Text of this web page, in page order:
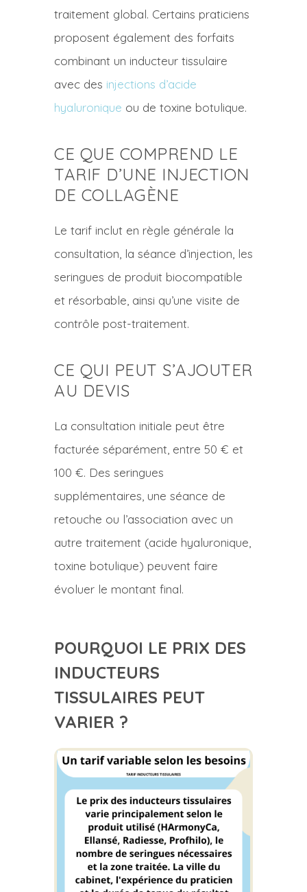
traitement global. Certains praticiens
proposent également des forfaits
combinant un inducteur tissulaire
avec des injections d’acide
hyaluronique ou de toxine botulique.
CE QUE COMPREND LE
TARIF D’UNE INJECTION
DE COLLAGÈNE
Le tarif inclut en règle générale la
consultation, la séance d’injection, les
seringues de produit biocompatible
et résorbable, ainsi qu’une visite de
contrôle post-traitement.
CE QUI PEUT S’AJOUTER
AU DEVIS
La consultation initiale peut être
facturée séparément, entre 50 € et
100 €. Des seringues
supplémentaires, une séance de
retouche ou l’association avec un
autre traitement (acide hyaluronique,
toxine botulique) peuvent faire
évoluer le montant final.
POURQUOI LE PRIX DES
INDUCTEURS
TISSULAIRES PEUT
VARIER ?